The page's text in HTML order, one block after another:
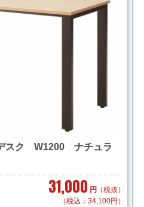
ります。
便・軒先渡し）
途見積もり致します。
の場合は同梱等、最良の方
要取り寄せ・来店予約）
スク W1200 ナチュラ
31,000 円 （税抜）
（税込：34,100円）